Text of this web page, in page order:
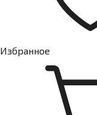
Избранное